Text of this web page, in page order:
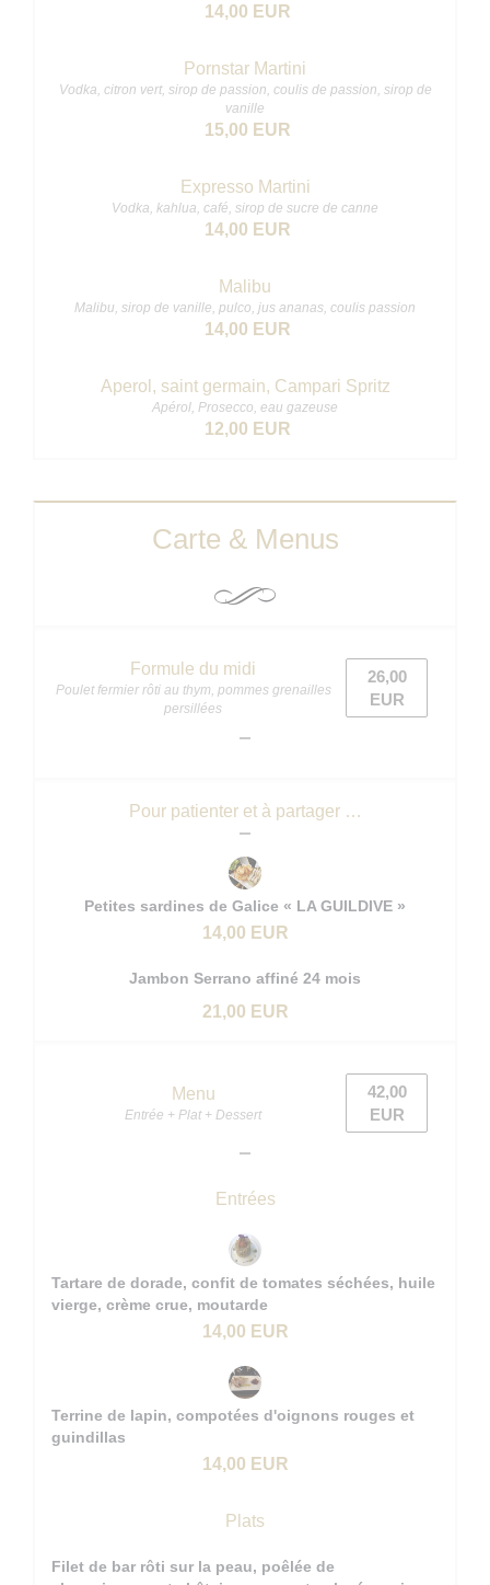
14,00 EUR
Pornstar Martini
Vodka, citron vert, sirop de passion, coulis de passion, sirop de
vanille
15,00 EUR
Expresso Martini
Vodka, kahlua, café, sirop de sucre de canne
14,00 EUR
Malibu
Malibu, sirop de vanille, pulco, jus ananas, coulis passion
14,00 EUR
Aperol, saint germain, Campari Spritz
Apérol, Prosecco, eau gazeuse
12,00 EUR
Carte & Menus
Formule du midi
Poulet fermier rôti au thym, pommes grenailles
persillées
26,00
EUR
Pour patienter et à partager …
Petites sardines de Galice « LA GUILDIVE »
14,00 EUR
Jambon Serrano affiné 24 mois
21,00 EUR
Menu
Entrée + Plat + Dessert
42,00
EUR
Entrées
Tartare de dorade, confit de tomates séchées, huile
vierge, crème crue, moutarde
14,00 EUR
Terrine de lapin, compotées d'oignons rouges et
guindillas
14,00 EUR
Plats
Filet de bar rôti sur la peau, poêlée de